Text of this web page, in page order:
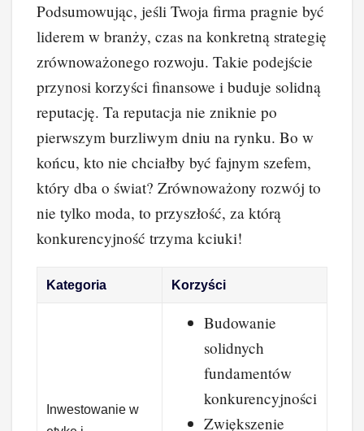
Podsumowując, jeśli Twoja firma pragnie być
liderem w branży, czas na konkretną strategię
zrównoważonego rozwoju. Takie podejście
przynosi korzyści finansowe i buduje solidną
reputację. Ta reputacja nie zniknie po
pierwszym burzliwym dniu na rynku. Bo w
końcu, kto nie chciałby być fajnym szefem,
który dba o świat? Zrównoważony rozwój to
nie tylko moda, to przyszłość, za którą
konkurencyjność trzyma kciuki!
Kategoria Korzyści
Inwestowanie w
Budowanie
solidnych
fundamentów
konkurencyjności
Zwiększenie